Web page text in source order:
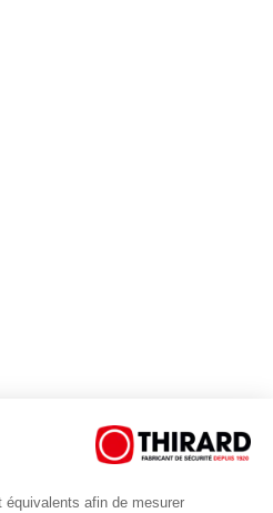
afin de mesurer